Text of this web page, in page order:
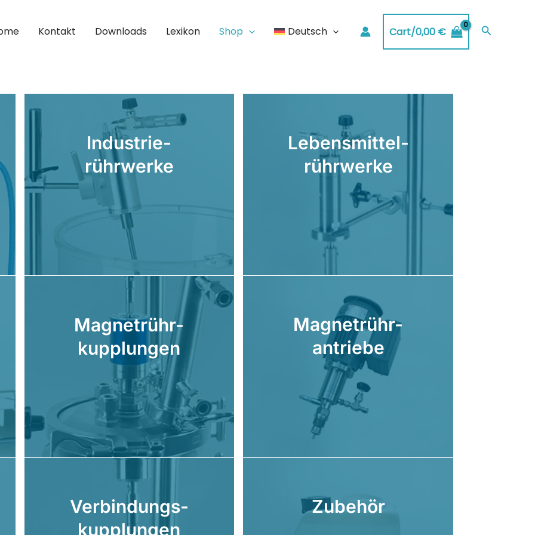
Kontakt Downloads Lexikon Shop Deutsch Cart/0,00 € Suchen
Industrie-
rührwerke
Lebensmittel-
rührwerke
Magnetrühr-
kupplungen
Magnetrühr-
antriebe
Verbindungs-
kupplungen
Zubehör